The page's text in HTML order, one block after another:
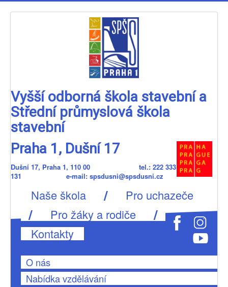
Vyšší odborná škola stavební a
Střední průmyslová škola
stavební
Praha 1, Dušní 17
Dušní 17, Praha 1, 110 00 tel.: 222 333
131 e-mail: spsdusni@spsdusni.cz
Naše škola / Pro uchazeče
/ Pro žáky a rodiče /
Kontakty
O nás
Nabídka vzdělávání